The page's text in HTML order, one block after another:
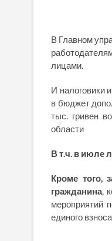
В Главном
лицами.
И налоговики
в бюджет
тыс. гривен
области
В т.ч. в июле
Кроме того,
гражданина,
мероприятий
единого